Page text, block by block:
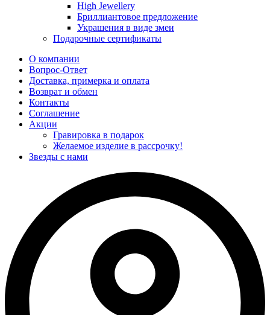
High Jewellery
Бриллиантовое предложение
Украшения в виде змеи
Подарочные сертификаты
О компании
Вопрос-Ответ
Доставка, примерка и оплата
Возврат и обмен
Контакты
Соглашение
Акции
Гравировка в подарок
Желаемое изделие в рассрочку!
Звезды с нами